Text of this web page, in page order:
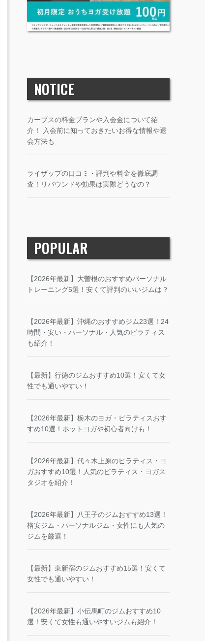
NOTICE
カーブスの料金プランや入会金について紹
介！ 入会前に知っておきたいお得な情報や退
会方法も
ライザップの口コミ・評判や料金を徹底調
査！リバウンドや効果は実際どうなの？
POPULAR
【2026年最新】大曽根のおすすめパーソナル
トレーニング5選！安くて評判のいいジムは？
【2026年最新】沖縄のおすすめジム23選！24
時間・安い・パーソナル・人気のピラティス
も紹介！
【最新】行徳のジムおすすめ10選！安くて女
性でも通いやすい！
【2026年最新】栃木のヨガ・ピラティスおす
すめ10選！ホットヨガや初心者向けも！
【2026年最新】代々木上原のピラティス・ヨ
ガおすすめ10選！人気のピラティス・ヨガス
タジオを紹介！
【2026年最新】八王子のジムおすすめ13選！
格安ジム・パーソナルジム・女性にも人気の
ジムを厳選！
【最新】東新宿のジムおすすめ15選！安くて
女性でも通いやすい！
【2026年最新】小伝馬町のジムおすすめ10
選！安くて女性も通いやすいジムも紹介！